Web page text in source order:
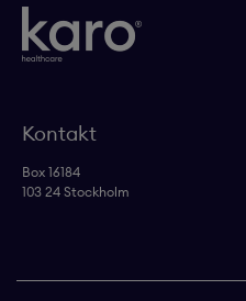
Kontakt
Box 16184
103 24 Stockholm